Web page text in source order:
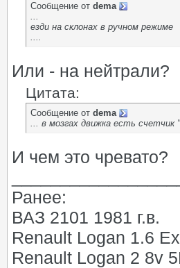
Сообщение от dema
...
езди на склонах в ручном режиме
....
Или - на нейтрали?
Цитата:
Сообщение от dema
... в мозгах движка есть
И чем это чревато?
Ранее:
ВАЗ 2101 1981 г.в.
Renault Logan 1.6
Renault Logan 2 8v